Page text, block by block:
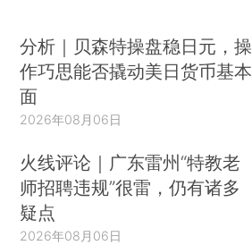
分析｜贝森特操盘稳日元，操
作巧思能否撬动美日货币基本
面
2026年08月06日
火线评论｜广东雷州“特教老
师招聘违规”很雷，仍有诸多
疑点
2026年08月06日